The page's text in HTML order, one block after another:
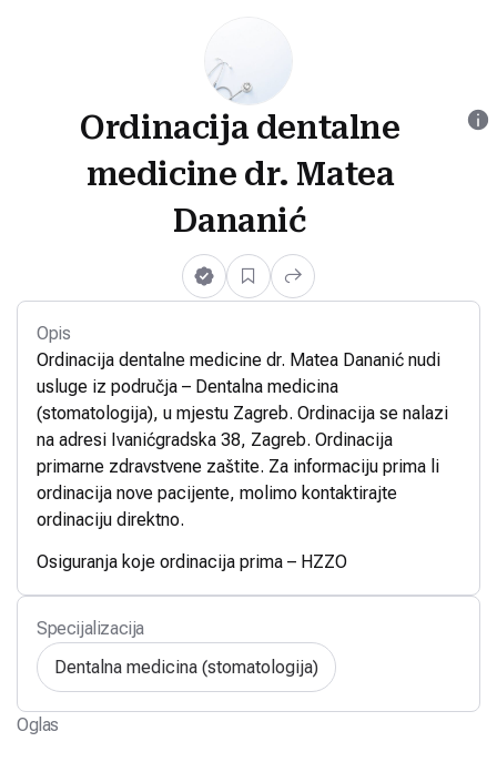
Ordinacija dentalne
medicine dr. Matea
Dananić
Opis
Ordinacija dentalne medicine dr. Matea Dananić nudi
usluge iz područja – Dentalna medicina
(stomatologija), u mjestu Zagreb. Ordinacija se nalazi
na adresi Ivanićgradska 38, Zagreb. Ordinacija
primarne zdravstvene zaštite. Za informaciju prima li
ordinacija nove pacijente, molimo kontaktirajte
ordinaciju direktno.
Osiguranja koje ordinacija prima – HZZO
Specijalizacija
Dentalna medicina (stomatologija)
Oglas